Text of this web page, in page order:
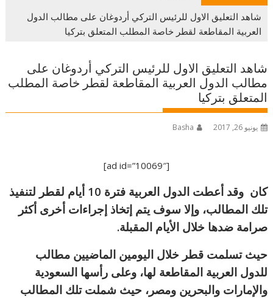
شاهد التعليق الاول للرئيس التركي أردوغان على مطالب الدول
العربية المقاطعة لقطر خاصة المطلب المتعلق بتركيا
شاهد التعليق الاول للرئيس التركي أردوغان على
مطالب الدول العربية المقاطعة لقطر خاصة المطلب
المتعلق بتركيا
يونيو 26, 2017 Basha
[ad id=”10069″]
كان وقد أعطت الدول العربية فترة 10 أيام لقطر لتنفيذ
تلك المطالب، وإلا سوف يتم إتخاذ إجراءات أخرى أكثر
صرامة ضدها خلال الأيام المقبلة.
حيث تسلمت قطر خلال اليومين الماضيين مطالب
للدول العربية المقاطعة لها، وعلى رأسها السعودية
والإمارات والبحرين ومصر، حيث شملت تلك المطالب